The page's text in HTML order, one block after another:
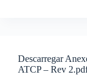
Descarregar
ATCP – Rev